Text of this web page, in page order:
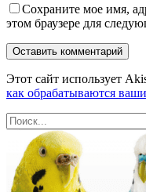
Сохраните мое имя,
этом браузере для
Этот сайт использует
как обрабатываются